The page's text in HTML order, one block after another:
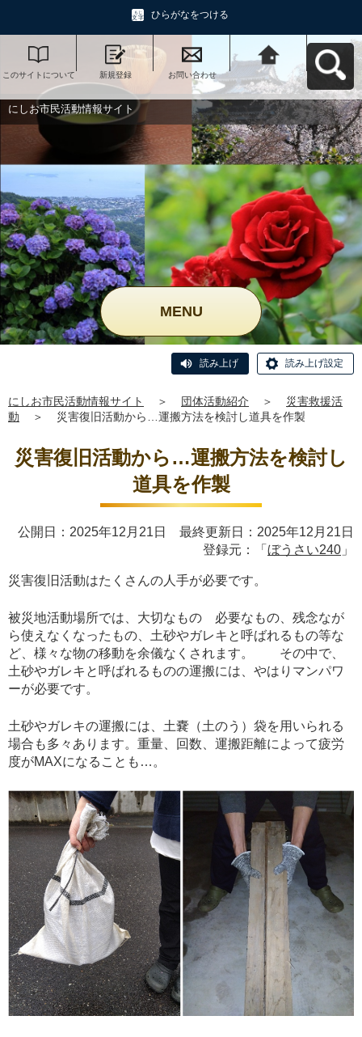
ひらがなをつける
このサイトについて 新規登録 お問い合わせ
にしお市民活動情報
サイトへ戻る
にしお市民活動情報サイト
MENU
読み上げ 読み上げ設定
にしお市民活動情報サイト ＞ 団体活動紹介 ＞
災害救援活
動
＞ 災害復旧活動から…運搬方法を検討し道具を作製
災害復旧活動から…運搬方法を検討し
道具を作製
公開日：2025年12月21日 最終更新日：2025年12月21日
登録元：「 ぼうさい240 」
災害復旧活動はたくさんの人手が必要です。
被災地活動場所では、大切なもの 必要なもの、残念なが
ら使えなくなったもの、土砂やガレキと呼ばれるもの等な
ど、様々な物の移動を余儀なくされます。 その中で、
土砂やガレキと呼ばれるものの運搬には、やはりマンパワ
ーが必要です。
土砂やガレキの運搬には、土嚢（土のう）袋を用いられる
場合も多々あります。重量、回数、運搬距離によって疲労
度がMAXになることも…。